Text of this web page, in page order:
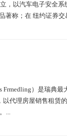
，以汽车电子安全
著称；在 纽约证券交
Frmedling）是瑞典
代理房屋销售租赁
...